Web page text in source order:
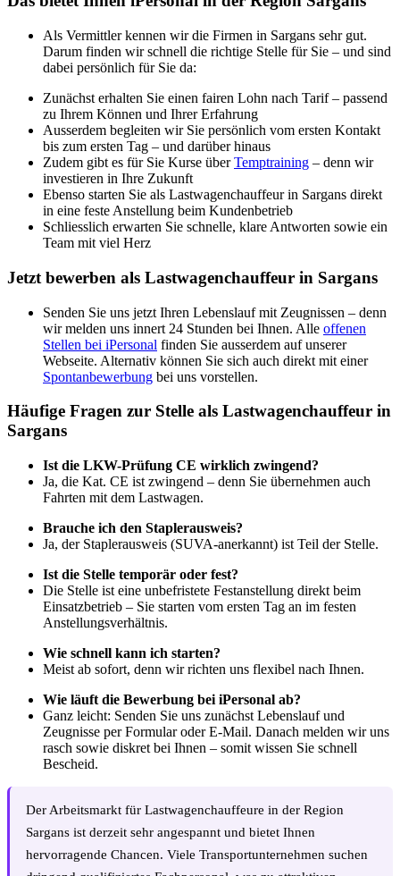
Als Vermittler kennen wir die Firmen in Sargans sehr gut.
Darum finden wir schnell die richtige Stelle für Sie – und sind
dabei persönlich für Sie da:
Zunächst erhalten Sie einen fairen Lohn nach Tarif – passend
zu Ihrem Können und Ihrer Erfahrung
Ausserdem begleiten wir Sie persönlich vom ersten Kontakt
bis zum ersten Tag – und darüber hinaus
Zudem gibt es für Sie Kurse überTemptraining – denn wir
investieren in Ihre Zukunft
Ebenso starten Sie als Lastwagenchauffeur in Sargans direkt
in eine feste Anstellung beim Kundenbetrieb
Schliesslich erwarten Sie schnelle, klare Antworten sowie ein
Team mit viel Herz
Jetzt bewerben als Lastwagenchauffeur in Sargans
Senden Sie uns jetzt Ihren Lebenslauf mit Zeugnissen – denn
wir melden uns innert 24 Stunden bei Ihnen. Alle offenen
Stellen bei iPersonal finden Sie ausserdem auf unserer
Webseite. Alternativ können Sie sich auch direkt mit einer
Spontanbewerbung bei uns vorstellen.
Häufige Fragen zur Stelle als Lastwagenchauffeur in
Sargans
Ist die LKW-Prüfung CE wirklich zwingend?
Ja, die Kat. CE ist zwingend – denn Sie übernehmen auch
Fahrten mit dem Lastwagen.
Brauche ich den Staplerausweis?
Ja, der Staplerausweis (SUVA-anerkannt) ist Teil der Stelle.
Ist die Stelle temporär oder fest?
Die Stelle ist eine unbefristete Festanstellung direkt beim
Einsatzbetrieb – Sie starten vom ersten Tag an im festen
Anstellungsverhältnis.
Wie schnell kann ich starten?
Meist ab sofort, denn wir richten uns flexibel nach Ihnen.
Wie läuft die Bewerbung bei iPersonal ab?
Ganz leicht: Senden Sie uns zunächst Lebenslauf und
Zeugnisse per Formular oder E-Mail. Danach melden wir uns
rasch sowie diskret bei Ihnen – somit wissen Sie schnell
Bescheid.
Der Arbeitsmarkt für Lastwagenchauffeure in der Region
Sargans ist derzeit sehr angespannt und bietet Ihnen
hervorragende Chancen. Viele Transportunternehmen suchen